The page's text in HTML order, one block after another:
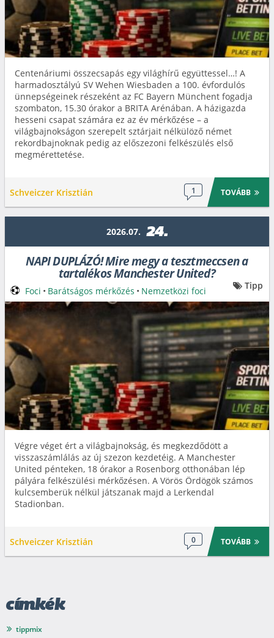
Centenáriumi összecsapás egy világhírű együttessel…! A
harmadosztályú SV Wehen Wiesbaden a 100. évfordulós
ünnepségeinek részeként az FC Bayern Münchent fogadja
szombaton, 15.30 órakor a BRITA Arénában. A házigazda
hesseni csapat számára ez az év mérkőzése – a
világbajnokságon szerepelt sztárjait nélkülöző német
rekordbajnoknak pedig az előszezoni felkészülés első
megmérettetése.
Schveiczer Krisztián 1 TOVÁBB
2026.07. 24.
NAPI DUPLÁZÓ! Mire megy a tesztmeccsen a
tartalékos Manchester United?
Végre véget ért a világbajnokság, és megkezdődött a
visszaszámlálás az új szezon kezdetéig. A Manchester
United pénteken, 18 órakor a Rosenborg otthonában lép
pályára felkészülési mérkőzésen. A Vörös Ördögök számos
kulcsemberük nélkül játszanak majd a Lerkendal
Stadionban.
Schveiczer Krisztián 0 TOVÁBB
Foci • Barátságos mérkőzés • Nemzetközi foci Tipp
címkék
tippmix